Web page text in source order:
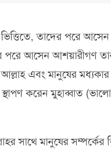
তাদের পরে আসেন
পরে আসেন আশয়ারীগণ
এবং মানুষের মধ্যকার
করেন মুহাব্বাত
মানুষের সম্পর্কের